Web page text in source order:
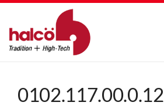
0102.117.00.0.12